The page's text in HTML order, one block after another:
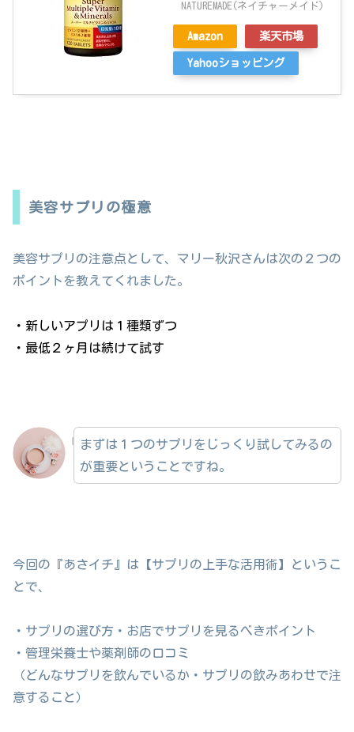
NATUREMADE(ネイチャーメイド)
Amazon 楽天市場
Yahooショッピング
美容サプリの極意
美容サプリの注意点として、マリー秋沢さんは次の２つの
ポイントを教えてくれました。
・新しいアプリは１種類ずつ
・最低２ヶ月は続けて試す
まずは１つのサプリをじっくり試してみるの
が重要ということですね。
今回の『あさイチ』は【サプリの上手な活用術】というこ
とで、
・サプリの選び方・お店でサプリを見るべきポイント
・管理栄養士や薬剤師の口コミ
（どんなサプリを飲んでいるか・サプリの飲みあわせで注
意すること）